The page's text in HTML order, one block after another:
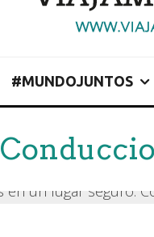
#MUNDOJUNTOS